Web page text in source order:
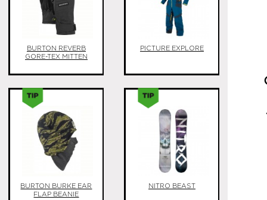
BURTON REVERB
GORE-TEX MITTEN
PICTURE EXPLORE
BURTON BURKE EAR
FLAP BEANIE
NITRO BEAST